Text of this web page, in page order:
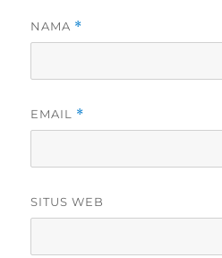
NAMA *
EMAIL *
SITUS WEB